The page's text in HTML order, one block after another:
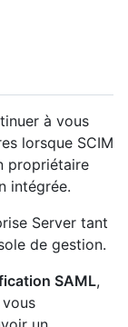
à vous
lorsque SCIM
propriétaire
intégrée.
Server tant
de gestion.
SAML,